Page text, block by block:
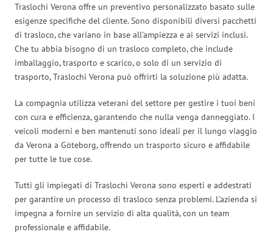
Traslochi Verona offre un preventivo personalizzato basato sulle
esigenze specifiche del cliente. Sono disponibili diversi pacchetti
di trasloco, che variano in base all’ampiezza e ai servizi inclusi.
Che tu abbia bisogno di un trasloco completo, che include
imballaggio, trasporto e scarico, o solo di un servizio di
trasporto, Traslochi Verona può offrirti la soluzione più adatta.
La compagnia utilizza veterani del settore per gestire i tuoi beni
con cura e efficienza, garantendo che nulla venga danneggiato. I
veicoli moderni e ben mantenuti sono ideali per il lungo viaggio
da Verona a Göteborg, offrendo un trasporto sicuro e affidabile
per tutte le tue cose.
Tutti gli impiegati di Traslochi Verona sono esperti e addestrati
per garantire un processo di trasloco senza problemi. L’azienda si
impegna a fornire un servizio di alta qualità, con un team
professionale e affidabile.